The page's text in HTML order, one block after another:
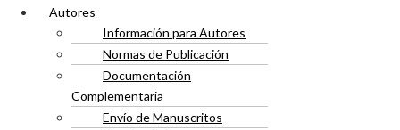
Autores
Información para Autores
Normas de Publicación
Documentación
Complementaria
Envío de Manuscritos